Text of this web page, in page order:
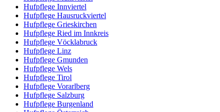
Hufpflege Innviertel
Hufpflege Hausruckviertel
Hufpflege Grieskirchen
Hufpflege Ried im Innkreis
Hufpflege Vöcklabruck
Hufpflege Linz
Hufpflege Gmunden
Hufpflege Wels
Hufpflege Tirol
Hufpflege Vorarlberg
Hufpflege Salzburg
Hufpflege Burgenland